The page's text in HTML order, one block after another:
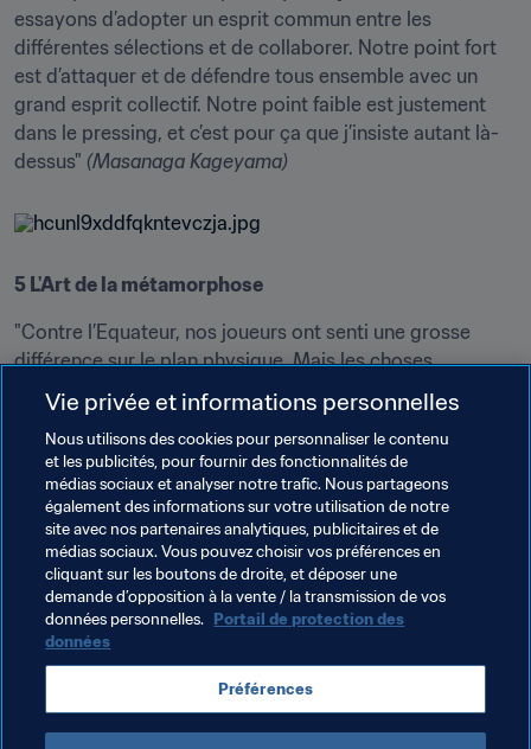
essayons d’adopter un esprit commun entre les
différentes sélections et de collaborer. Notre point fort
est d’attaquer et de défendre tous ensemble avec un
grand esprit collectif. Notre point faible est justement
dans le pressing, et c’est pour ça que j’insiste autant là-
dessus" (Masanaga Kageyama)
5 L'Art de la métamorphose
"Contre l’Equateur, nos joueurs ont senti une grosse
différence sur le plan physique. Mais les choses
évoluent. Le poids et la taille moyenne des Japonais ont
augmenté ces dix derniers années, et nos joueurs sont
de plus en plus forts physiquement. Ça devrait continuer
à évoluer dans ce sens. Beaucoup de Japonais jouent en
Europe et se sont adaptés à un jeu plus physique. C’est
ce vers quoi nous devons tendre" (Masanaga Kageyama)
Thèmes en lien
Coupe du Monde U-20 de la FIFA, Pologne 2019™
Japan
Vie privée et informations personnelles
Nous utilisons des cookies pour personnaliser le contenu
et les publicités, pour fournir des fonctionnalités de
médias sociaux et analyser notre trafic. Nous partageons
également des informations sur votre utilisation de notre
site avec nos partenaires analytiques, publicitaires et de
médias sociaux. Vous pouvez choisir vos préférences en
cliquant sur les boutons de droite, et déposer une
demande d’opposition à la vente / la transmission de vos
données personnelles. Portail de protection des
données
Préférences